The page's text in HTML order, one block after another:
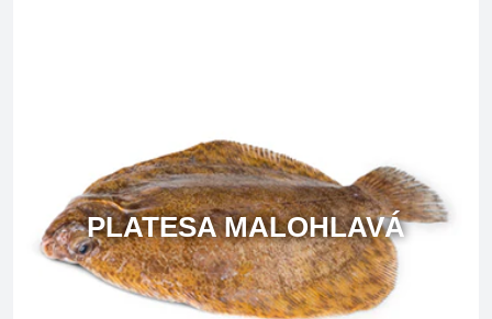
PLATESA MALOHLAVÁ